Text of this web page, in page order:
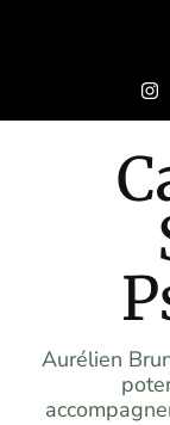
Aurélien